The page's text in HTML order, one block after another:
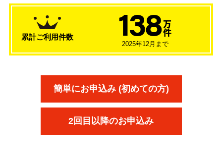
累計ご利用件数 138 万
件
2025年12月まで
簡単にお申込み (初めての方)
2回目以降のお申込み